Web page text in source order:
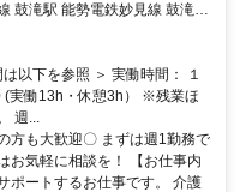
見線 鼓滝駅
以下を参照 ＞ 実働時間： １
(実働13h・休憩3h） ※残業ほ
週...
方も大歓迎〇 まずは週1勤務で
お気軽に相談を！ 【お仕事内
ポートするお仕事です。 介護